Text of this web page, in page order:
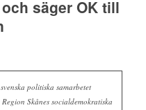
säger OK till
politiska samarbetet
Skånes socialdemokratiska